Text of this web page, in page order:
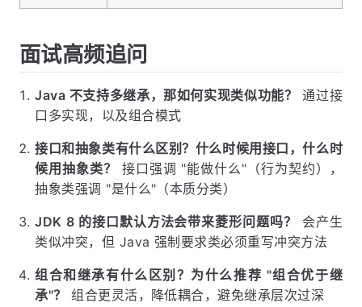
面试高频追问
Java 不支持多继承，那如何实现类似功能？
通过接
口多实现，以及组合模式
接口和抽象类有什么区别？什么时候用接口，什么时
候用抽象类？
接口强调 "能做什么"（行为契约），
抽象类强调 "是什么"（本质分类）
JDK 8 的接口默认方法会带来菱形问题吗？
会产生
类似冲突，但 Java 强制要求类必须重写冲突方法
组合和继承有什么区别？为什么推荐 "组合优于继
承"？
组合更灵活，降低耦合，避免继承层次过深